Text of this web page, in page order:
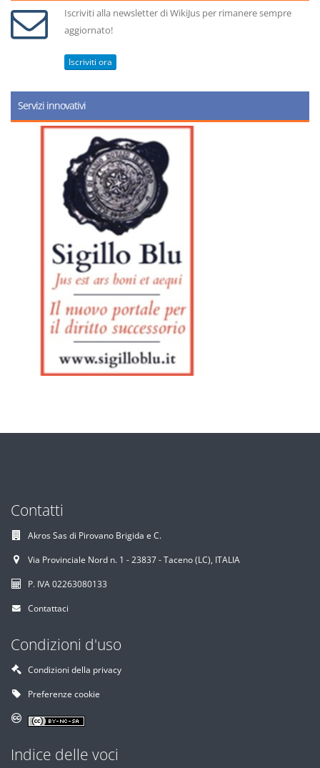
Iscriviti alla newsletter di WikiJus per rimanere sempre
aggiornato!
Iscriviti ora
Servizi innovativi
Contatti
Akros Sas di Pirovano Brigida e C.
Via Provinciale Nord n. 1 - 23837 - Taceno (LC), ITALIA
P. IVA 02263080133
Contattaci
Condizioni d'uso
Condizioni della privacy
Preferenze cookie
Indice delle voci